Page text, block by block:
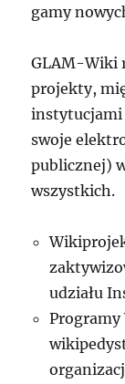
gamy
GLAM-Wiki
projekty,
instytucjami
swoje
publicznej)
wszystkich.
udziału